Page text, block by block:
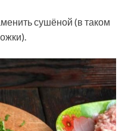
сушёной (в таком